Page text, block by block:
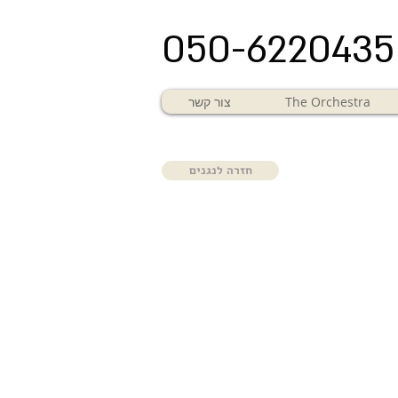
050-6220435
The Orchestra צור קשר
חזרה לנגנים